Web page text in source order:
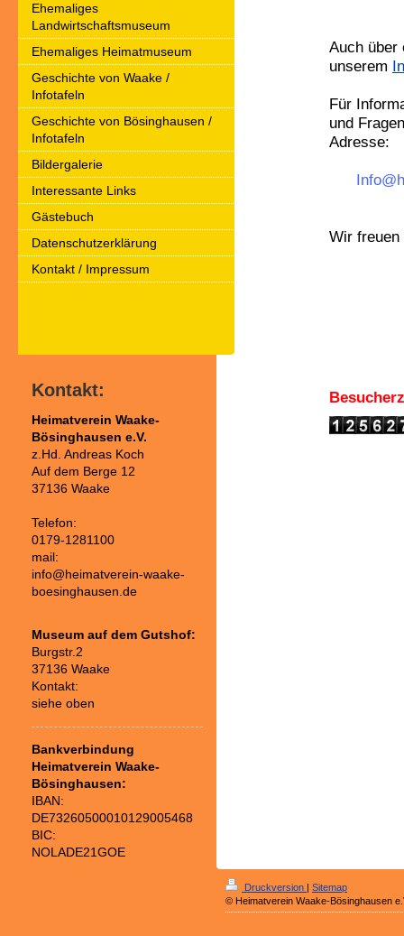
Auch über
unserem
Für
und
Adresse:
Wir freuen
Ehemaliges
Landwirtschaftsmuseum
Ehemaliges Heimatmuseum
Geschichte von Waake /
Infotafeln
Geschichte von Bösinghausen /
Infotafeln
Bildergalerie
Interessante Links
Gästebuch
Datenschutzerklärung
Kontakt / Impressum
Kontakt:
Heimatverein Waake-
Bösinghausen e.V.
z.Hd. Andreas Koch
Auf dem Berge 12
37136 Waake
Telefon:
0179-1281100
mail:
info@heimatverein-waake-
boesinghausen.de
Museum auf dem Gutshof:
Burgstr.2
37136 Waake
Kontakt:
siehe oben
Bankverbindung
Heimatverein Waake-
Bösinghausen:
IBAN:
DE73260500010129005468
BIC:
NOLADE21GOE
Druckversion | Sitemap
© Heimatverein Waake-Bösinghausen